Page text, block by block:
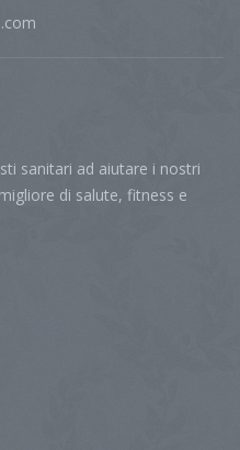
sanitari ad aiutare i nostri
di salute, fitness e